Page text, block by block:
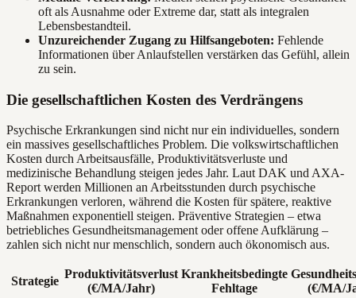
oft als Ausnahme oder Extreme dar, statt als integralen
Lebensbestandteil.
Unzureichender Zugang zu Hilfsangeboten: Fehlende
Informationen über Anlaufstellen verstärken das Gefühl, allein
zu sein.
Die gesellschaftlichen Kosten des Verdrängens
Psychische Erkrankungen sind nicht nur ein individuelles, sondern
ein massives gesellschaftliches Problem. Die volkswirtschaftlichen
Kosten durch Arbeitsausfälle, Produktivitätsverluste und
medizinische Behandlung steigen jedes Jahr. Laut DAK und AXA-
Report werden Millionen an Arbeitsstunden durch psychische
Erkrankungen verloren, während die Kosten für spätere, reaktive
Maßnahmen exponentiell steigen. Präventive Strategien – etwa
betriebliches Gesundheitsmanagement oder offene Aufklärung –
zahlen sich nicht nur menschlich, sondern auch ökonomisch aus.
Strategie
Produktivitätsverlust
(€/MA/Jahr)
Krankheitsbedingte
Fehltage
(€/MA/